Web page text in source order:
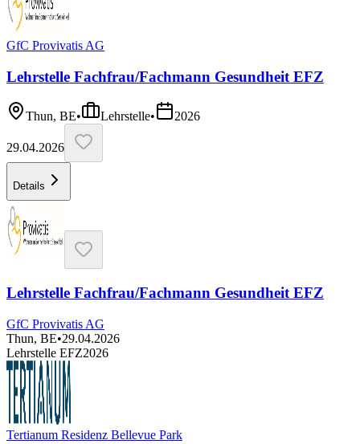
GfC Provivatis AG
Lehrstelle Fachfrau/Fachmann Gesundheit EFZ
Thun, BE• Lehrstelle• 2026
29.04.2026
Details
Lehrstelle Fachfrau/Fachmann Gesundheit EFZ
GfC Provivatis AG
Thun, BE•29.04.2026
Lehrstelle EFZ2026
Tertianum Residenz Bellevue Park